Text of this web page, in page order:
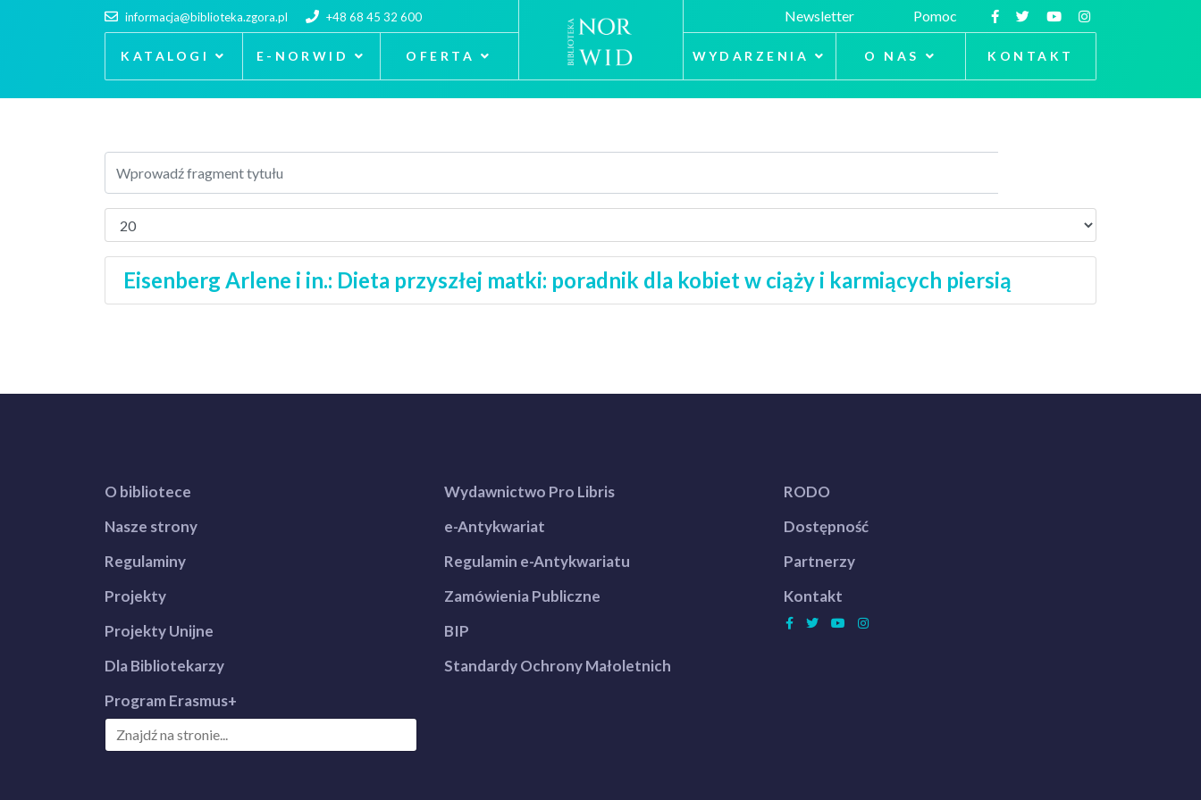
informacja@biblioteka.zgora.pl +48 68 45 32 600
KATALOGI E-NORWID OFERTA
Newsletter Pomoc
WYDARZENIA O NAS KONTAKT
Eisenberg Arlene i in.: Dieta przyszłej matki: poradnik dla kobiet w ciąży i karmiących piersią
O bibliotece
Nasze strony
Regulaminy
Projekty
Projekty Unijne
Dla Bibliotekarzy
Program Erasmus+
Wydawnictwo Pro Libris
e-Antykwariat
Regulamin e-Antykwariatu
Zamówienia Publiczne
BIP
Standardy Ochrony Małoletnich
RODO
Dostępność
Partnerzy
Kontakt